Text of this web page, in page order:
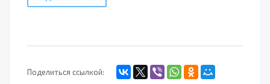
Поделиться ссылкой: